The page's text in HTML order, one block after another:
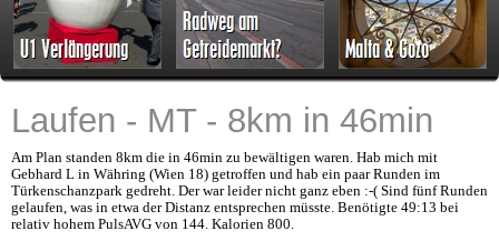
Laufen - MT - 8km in 46min
Am Plan standen 8km die in 46min zu bewältigen waren. Hab mich mit
Gebhard L in Währing (Wien 18) getroffen und hab ein paar Runden im
Türkenschanzpark gedreht. Der war leider nicht ganz eben :-( Sind fünf Runden
gelaufen, was in etwa der Distanz entsprechen müsste. Benötigte 49:13 bei
relativ hohem PulsAVG von 144. Kalorien 800.